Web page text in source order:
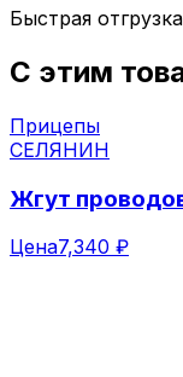
Быстрая отгрузка
С этим
Прицепы
СЕЛЯНИН
Жгут
Цена7,340 ₽